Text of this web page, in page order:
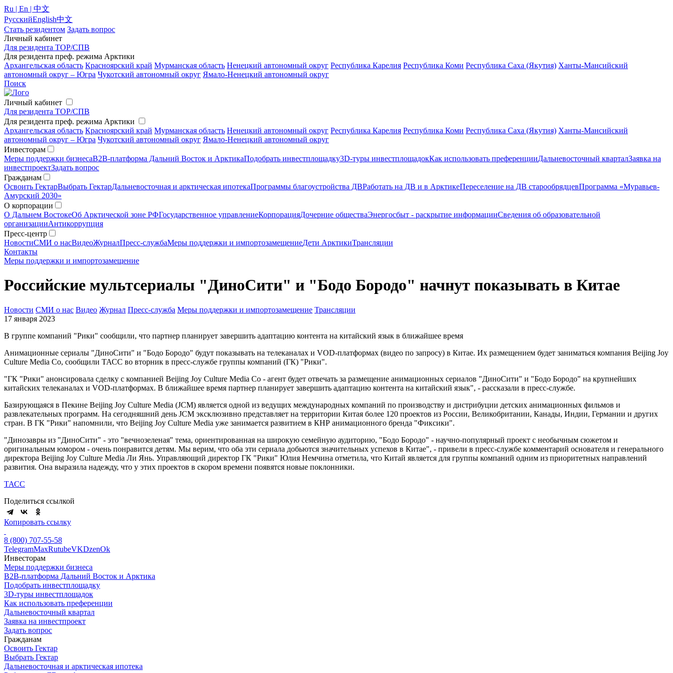
Ru | En | 中文
РусскийEnglish中文
Стать резидентом Задать вопрос
Личный кабинет
Для резидента ТОР/СПВ
Для резидента преф. режима Арктики
Архангельская область Красноярский край Мурманская область Ненецкий автономный округ Республика Карелия Республика Коми Республика Саха (Якутия) Ханты-Мансийский
автономный округ – Югра Чукотский автономный округ Ямало-Ненецкий автономный округ
Поиск
Личный кабинет
Для резидента ТОР/СПВ
Для резидента преф. режима Арктики
Архангельская область Красноярский край Мурманская область Ненецкий автономный округ Республика Карелия Республика Коми Республика Саха (Якутия) Ханты-Мансийский
автономный округ – Югра Чукотский автономный округ Ямало-Ненецкий автономный округ
Инвесторам
Меры поддержки бизнесаB2B-платформа Дальний Восток и АрктикаПодобрать инвестплощадку3D-туры инвестплощадокКак использовать преференцииДальневосточный кварталЗаявка на
инвестпроектЗадать вопрос
Гражданам
Освоить ГектарВыбрать ГектарДальневосточная и арктическая ипотекаПрограммы благоустройства ДВРаботать на ДВ и в АрктикеПереселение на ДВ старообрядцевПрограмма «Муравьев-
Амурский 2030»
О корпорации
О Дальнем ВостокеОб Арктической зоне РФГосударственное управлениеКорпорацияДочерние обществаЭнергосбыт - раскрытие информацииСведения об образовательной
организацииАнтикоррупция
Пресс-центр
НовостиСМИ о насВидеоЖурналПресс-службаМеры поддержки и импортозамещениеДети АрктикиТрансляции
Контакты
Меры поддержки и импортозамещение
Российские мультсериалы "ДиноСити" и "Бодо Бородо" начнут показывать в Китае
Новости СМИ о нас Видео Журнал Пресс-служба Меры поддержки и импортозамещение Трансляции
17 января 2023
В группе компаний "Рики" сообщили, что партнер планирует завершить адаптацию контента на китайский язык в ближайшее время
Анимационные сериалы "ДиноСити" и "Бодо Бородо" будут показывать на телеканалах и VOD-платформах (видео по запросу) в Китае. Их размещением будет заниматься компания Beijing Joy
Culture Media Co, сообщили ТАСС во вторник в пресс-службе группы компаний (ГК) "Рики".
"ГК "Рики" анонсировала сделку с компанией Beijing Joy Culture Media Co - агент будет отвечать за размещение анимационных сериалов "ДиноСити" и "Бодо Бородо" на крупнейших
китайских телеканалах и VOD-платформах. В ближайшее время партнер планирует завершить адаптацию контента на китайский язык", - рассказали в пресс-службе.
Базирующаяся в Пекине Beijing Joy Culture Media (JCM) является одной из ведущих международных компаний по производству и дистрибуции детских анимационных фильмов и
развлекательных программ. На сегодняшний день JCM эксклюзивно представляет на территории Китая более 120 проектов из России, Великобритании, Канады, Индии, Германии и других
стран. В ГК "Рики" напомнили, что Beijing Joy Culture Media уже занимается развитием в КНР анимационного бренда "Фиксики".
"Динозавры из "ДиноСити" - это "вечнозеленая" тема, ориентированная на широкую семейную аудиторию, "Бодо Бородо" - научно-популярный проект с необычным сюжетом и
оригинальным юмором - очень понравится детям. Мы верим, что оба эти сериала добьются значительных успехов в Китае", - привели в пресс-службе комментарий основателя и генерального
директора Beijing Joy Culture Media Ли Янь. Управляющий директор ГК "Рики" Юлия Немчина отметила, что Китай является для группы компаний одним из приоритетных направлений
развития. Она выразила надежду, что у этих проектов в скором времени появятся новые поклонники.
ТАСС
Поделиться ссылкой
Копировать ссылку
8 (800) 707-55-58
TelegramMaxRutubeVKDzenOk
Инвесторам
Меры поддержки бизнеса
B2B-платформа Дальний Восток и Арктика
Подобрать инвестплощадку
3D-туры инвестплощадок
Как использовать преференции
Дальневосточный квартал
Заявка на инвестпроект
Задать вопрос
Гражданам
Освоить Гектар
Выбрать Гектар
Дальневосточная и арктическая ипотека